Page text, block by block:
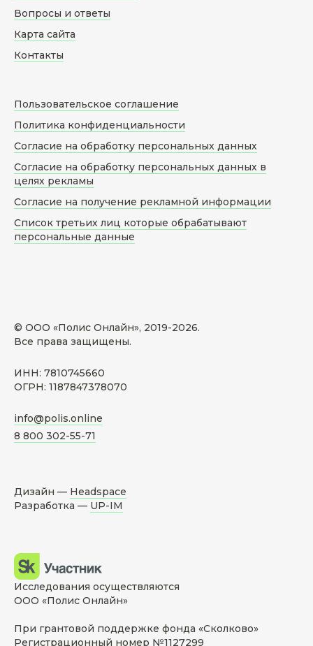
© ООО «Полис Онлайн», 2019-2026.
Все права защищены.
ИНН: 7810745660
ОГРН: 1187847378070
info@polis.online
8 800 302-55-71
Вопросы и ответы
Карта сайта
Контакты
Пользовательское соглашение
Политика конфиденциальности
Согласие на обработку персональных данных
Согласие на обработку персональных данных в
целях рекламы
Согласие на получение рекламной информации
Список третьих лиц которые обрабатывают
персональные данные
Дизайн — Headspace
Разработка — UP-IM
Исследования осуществляются
ООО «Полис Онлайн»
При грантовой поддержке фонда «Сколково»
Регистрационный номер №1127299